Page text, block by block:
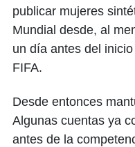
publicar mujeres
Mundial desde, al
un día antes del
FIFA.
Desde entonces
Algunas cuentas ya
antes de la